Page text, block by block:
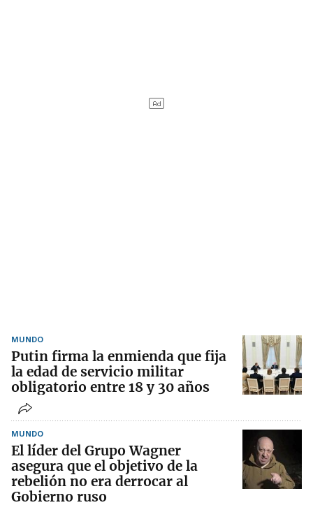
MUNDO
Putin firma la enmienda que fija
la edad de servicio militar
obligatorio entre 18 y 30 años
MUNDO
El líder del Grupo Wagner
asegura que el objetivo de la
rebelión no era derrocar al
Gobierno ruso